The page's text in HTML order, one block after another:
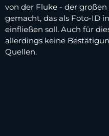
von der Fluke - der großen
gemacht, das als Foto-ID
einfließen soll. Auch für
allerdings keine
Quellen.